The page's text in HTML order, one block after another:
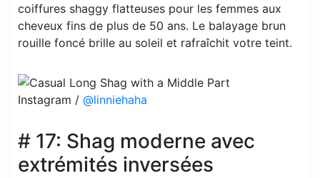
coiffures shaggy flatteuses pour les femmes aux
cheveux fins de plus de 50 ans. Le balayage brun
rouille foncé brille au soleil et rafraîchit votre teint.
Instagram / @linniehaha
# 17: Shag moderne avec
extrémités inversées